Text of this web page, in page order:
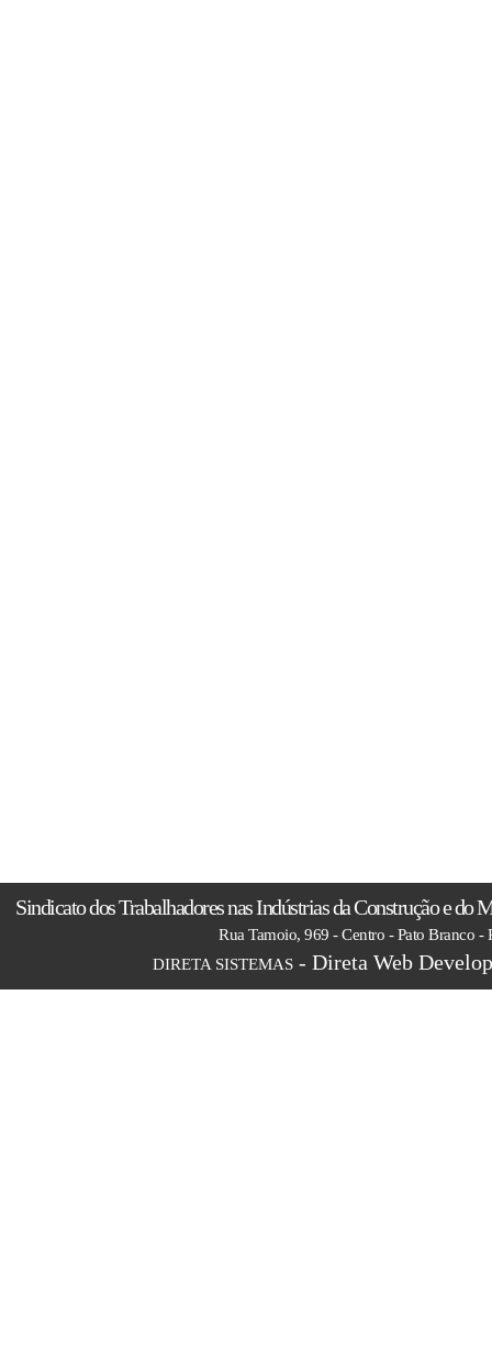
Sindicato dos Trabalhadores nas Indústrias da Construção e do
Rua Tamoio, 969 - Centro - Pato Branco -
DIRETA SISTEMAS- Direta Web